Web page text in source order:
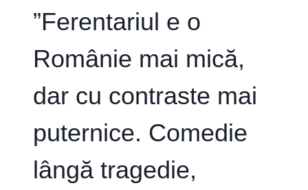
”Ferentariul e o
Românie mai mică,
dar cu contraste mai
puternice. Comedie
lângă tragedie,